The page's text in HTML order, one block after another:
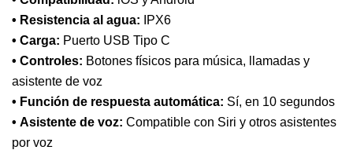
• Resistencia al agua:
IPX6
• Carga: Puerto USB Tipo C
• Controles: Botones físicos para música, llamadas y
asistente de voz
• Función de respuesta automática: Sí, en 10 segundos
• Asistente de voz: Compatible con Siri y otros asistentes
por voz